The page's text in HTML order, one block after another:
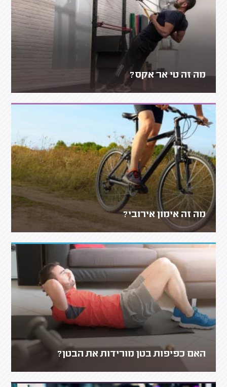
מה זה טי אר אקס?
מה זה אימון אירובי?
האם כפיפות בטן מורידות את הבטן?